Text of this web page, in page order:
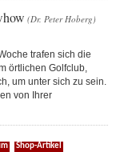
(Dr. Peter Hoberg)
trafen sich die
örtlichen Golfclub,
um unter sich zu sein.
von Ihrer
Shop-Artikel